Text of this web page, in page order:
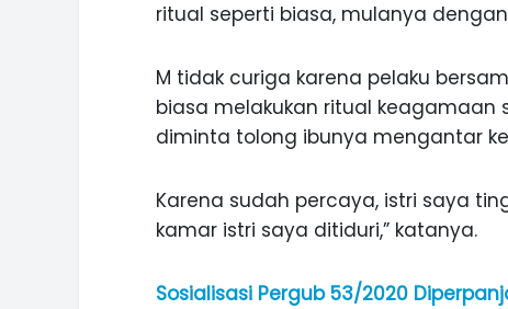
ritual seperti biasa, mulanya
M tidak curiga karena pelaku
biasa melakukan ritual keagamaan
diminta tolong ibunya mengantar
Karena sudah percaya, istri saya
kamar istri saya ditiduri,” katanya.
Sosialisasi Pergub 53/2020